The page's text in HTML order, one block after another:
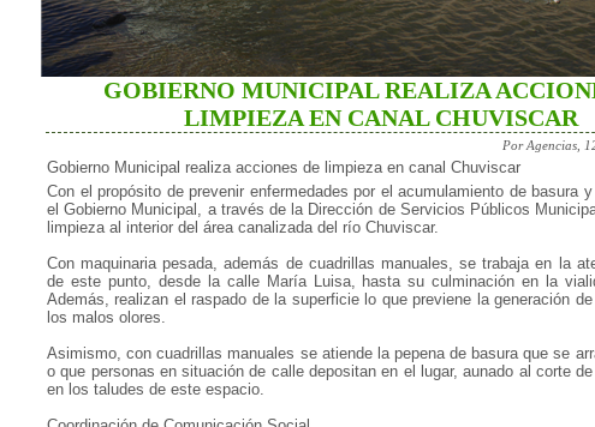
GOBIERNO MUNICIPAL REALIZA
LIMPIEZA EN CANAL CHUVISCAR
Por Agencias,
Gobierno Municipal realiza acciones de limpieza en canal Chuviscar
Con el propósito de prevenir enfermedades por el acumulamiento de basura
el Gobierno Municipal, a través de la Dirección de Servicios Públicos
limpieza al interior del área canalizada del río Chuviscar.
Con maquinaria pesada, además de cuadrillas manuales, se trabaja en la
de este punto, desde la calle María Luisa, hasta su culminación en la
Además, realizan el raspado de la superficie lo que previene la generación
los malos olores.
Asimismo, con cuadrillas manuales se atiende la pepena de basura que se
o que personas en situación de calle depositan en el lugar, aunado al corte
en los taludes de este espacio.